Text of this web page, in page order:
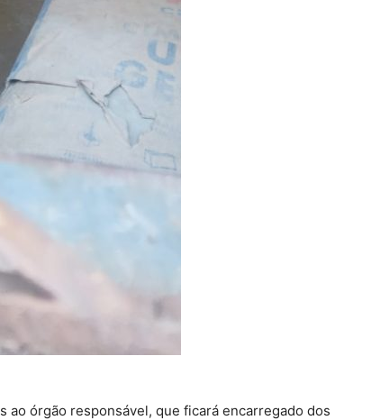
órgão responsável, que ficará encarregado dos